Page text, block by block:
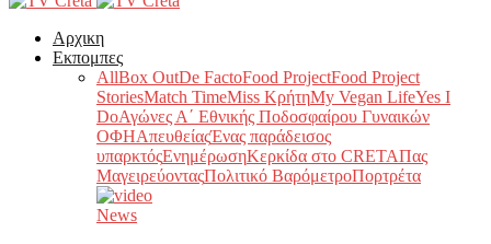
Αρχικη
Εκπομπες
AllBox OutDe FactoFood ProjectFood Project
StoriesMatch TimeMiss ΚρήτηMy Vegan LifeYes I
DoΑγώνες Α΄ Εθνικής Ποδοσφαίρου Γυναικών
ΟΦΗΑπευθείαςΈνας παράδεισος
υπαρκτόςΕνημέρωσηΚερκίδα στο CRETAΠας
ΜαγειρεύονταςΠολιτικό ΒαρόμετροΠορτρέτα
News